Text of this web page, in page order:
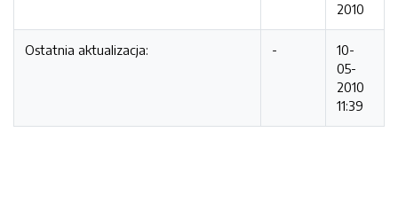
2010
Ostatnia aktualizacja: -
10-
05-
2010
11:39